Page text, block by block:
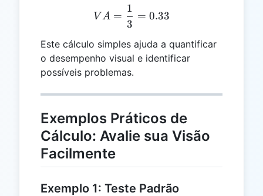
VA = \frac{1}{3} = 0.33
V A =
3
1
= 0.33
Este cálculo simples ajuda a quantificar
o desempenho visual e identificar
possíveis problemas.
Exemplos Práticos de
Cálculo: Avalie sua Visão
Facilmente
Exemplo 1: Teste Padrão